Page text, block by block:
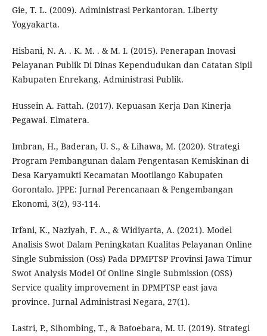
Gie, T. L. (2009). Administrasi Perkantoran. Liberty
Yogyakarta.
Hisbani, N. A. . K. M. . & M. I. (2015). Penerapan Inovasi
Pelayanan Publik Di Dinas Kependudukan dan Catatan Sipil
Kabupaten Enrekang. Administrasi Publik.
Hussein A. Fattah. (2017). Kepuasan Kerja Dan Kinerja
Pegawai. Elmatera.
Imbran, H., Baderan, U. S., & Lihawa, M. (2020). Strategi
Program Pembangunan dalam Pengentasan Kemiskinan di
Desa Karyamukti Kecamatan Mootilango Kabupaten
Gorontalo. JPPE: Jurnal Perencanaan & Pengembangan
Ekonomi, 3(2), 93-114.
Irfani, K., Naziyah, F. A., & Widiyarta, A. (2021). Model
Analisis Swot Dalam Peningkatan Kualitas Pelayanan Online
Single Submission (Oss) Pada DPMPTSP Provinsi Jawa Timur
Swot Analysis Model Of Online Single Submission (OSS)
Service quality improvement in DPMPTSP east java
province. Jurnal Administrasi Negara, 27(1).
Lastri, P., Sihombing, T., & Batoebara, M. U. (2019). Strategi